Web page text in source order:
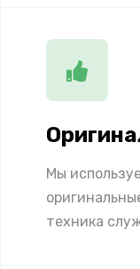
Мы
техника